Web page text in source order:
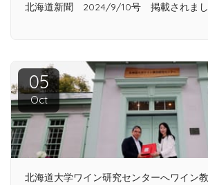
北海道新聞 2024/9/10号 掲載されまし
05
Oct
北海道大学ワイン研究センターへワイン